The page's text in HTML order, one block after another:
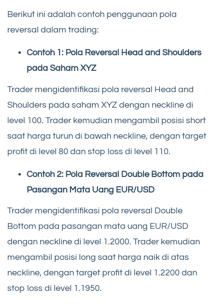
Berikut ini adalah contoh penggunaan pola
reversal dalam trading:
Contoh 1: Pola Reversal Head and Shoulders
pada Saham XYZ
Trader mengidentifikasi pola reversal Head and
Shoulders pada saham XYZ dengan neckline di
level 100. Trader kemudian mengambil posisi short
saat harga turun di bawah neckline, dengan target
profit di level 80 dan stop loss di level 110.
Contoh 2: Pola Reversal Double Bottom pada
Pasangan Mata Uang EUR/USD
Trader mengidentifikasi pola reversal Double
Bottom pada pasangan mata uang EUR/USD
dengan neckline di level 1.2000. Trader kemudian
mengambil posisi long saat harga naik di atas
neckline, dengan target profit di level 1.2200 dan
stop loss di level 1.1950.